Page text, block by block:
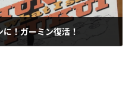
！ガーミン復活！